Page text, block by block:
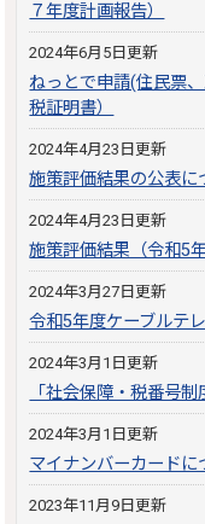
７年度計画報告）
2024年6月5日更新
ねっとで申請(住民票
税証明書）
2024年4月23日更新
施策評価結果の公表に
2024年4月23日更新
施策評価結果（令和5
2024年3月27日更新
令和5年度ケーブルテ
2024年3月1日更新
「社会保障・税番号
2024年3月1日更新
マイナンバーカードに
2023年11月9日更新